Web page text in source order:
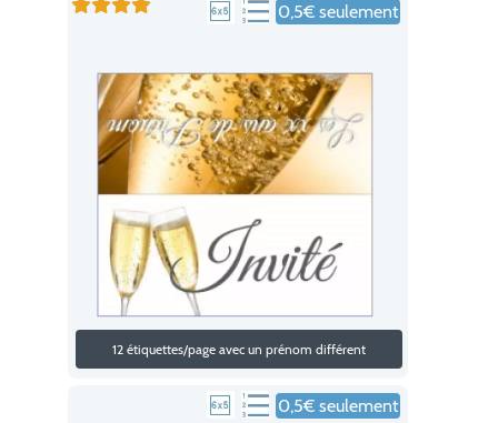
0,5€ seulement
12 étiquettes/page avec un prénom différent
0,5€ seulement